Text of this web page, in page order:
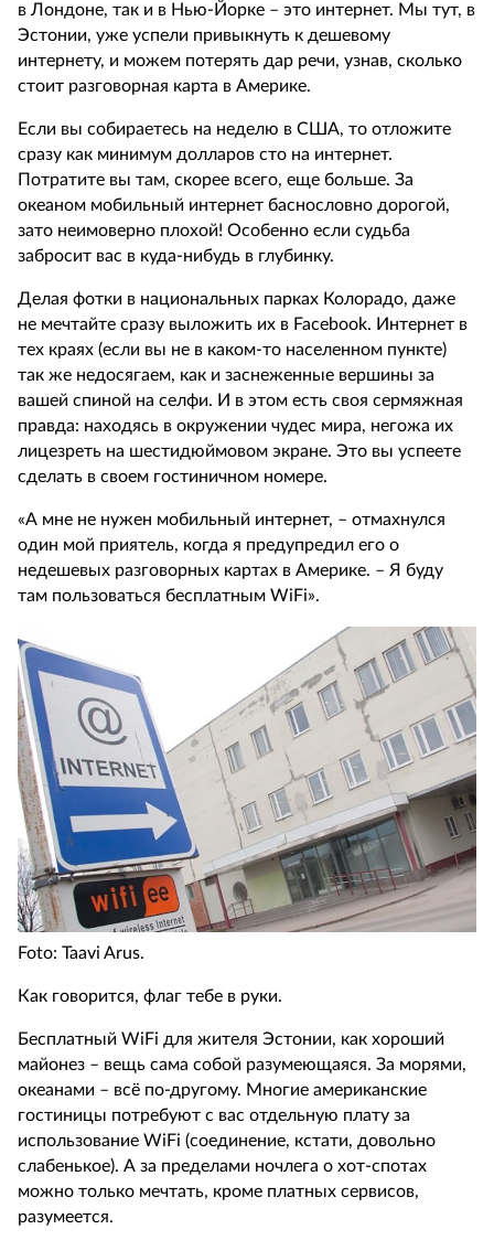
в Лондоне, так и в Нью-Йорке – это интернет. Мы тут, в
Эстонии, уже успели привыкнуть к дешевому
интернету, и можем потерять дар речи, узнав, сколько
стоит разговорная карта в Америке.
Если вы собираетесь на неделю в США, то отложите
сразу как минимум долларов сто на интернет.
Потратите вы там, скорее всего, еще больше. За
океаном мобильный интернет баснословно дорогой,
зато неимоверно плохой! Особенно если судьба
забросит вас в куда-нибудь в глубинку.
Делая фотки в национальных парках Колорадо, даже
не мечтайте сразу выложить их в Facebook. Интернет в
тех краях (если вы не в каком-то населенном пункте)
так же недосягаем, как и заснеженные вершины за
вашей спиной на селфи. И в этом есть своя сермяжная
правда: находясь в окружении чудес мира, негожа их
лицезреть на шестидюймовом экране. Это вы успеете
сделать в своем гостиничном номере.
«А мне не нужен мобильный интернет, – отмахнулся
один мой приятель, когда я предупредил его о
недешевых разговорных картах в Америке. – Я буду
там пользоваться бесплатным WiFi».
Foto: Taavi Arus.
Как говорится, флаг тебе в руки.
Бесплатный WiFi для жителя Эстонии, как хороший
майонез – вещь сама собой разумеющаяся. За морями,
океанами – всё по-другому. Многие американские
гостиницы потребуют с вас отдельную плату за
использование WiFi (соединение, кстати, довольно
слабенькое). А за пределами ночлега о хот-спотах
можно только мечтать, кроме платных сервисов,
разумеется.